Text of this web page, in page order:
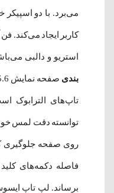
می‌برد. با دو اسپیکر
کاربر ایجاد می‌کند. فن
استریو و دالبی
بندی
تاپ‌های الترابوک
توانسته دقت لمس خود
روی صفحه جلوگیری
فاصله دکمه‌های